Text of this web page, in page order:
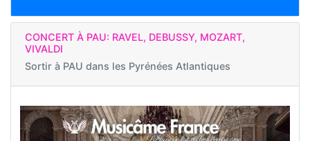
CONCERT À PAU: RAVEL, DEBUSSY, MOZART,
VIVALDI
Sortir à PAU dans les Pyrénées Atlantiques